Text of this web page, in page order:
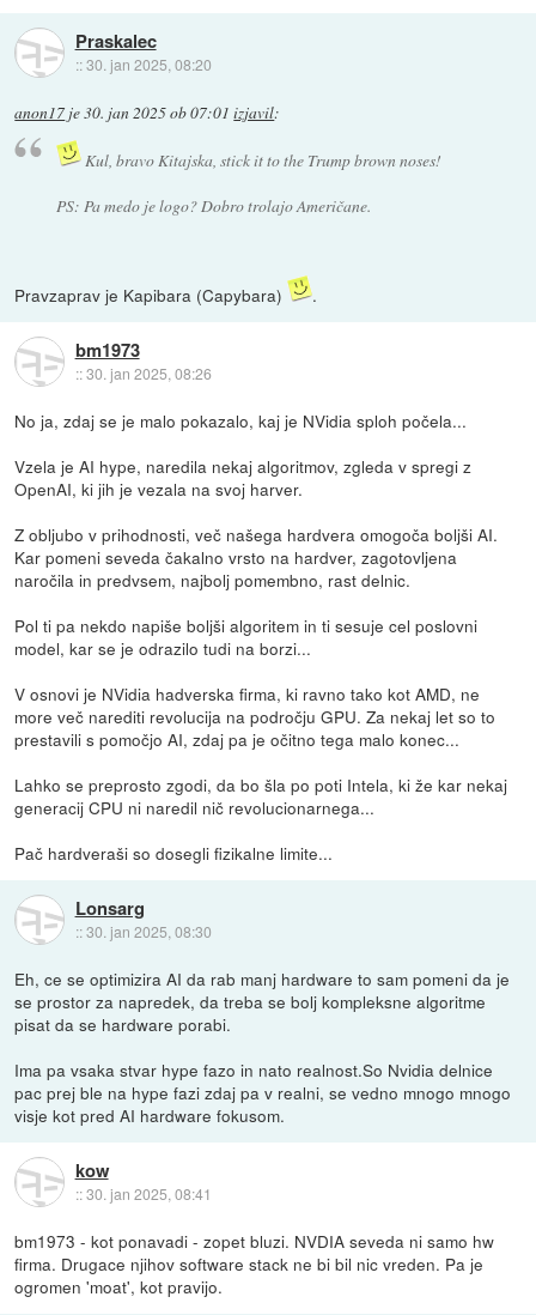
Praskalec
::30. jan 2025, 08:20
anon17 je30. jan 2025 ob 07:01 izjavil:
Kul, bravo Kitajska, stick it to the Trump brown noses!
PS: Pa medo je logo? Dobro trolajo Američane.
Pravzaprav je Kapibara (Capybara) .
bm1973
::30. jan 2025, 08:26
No ja, zdaj se je malo pokazalo, kaj je NVidia sploh počela...
Vzela je AI hype, naredila nekaj algoritmov, zgleda v spregi z
OpenAI, ki jih je vezala na svoj harver.
Z obljubo v prihodnosti, več našega hardvera omogoča boljši AI.
Kar pomeni seveda čakalno vrsto na hardver, zagotovljena
naročila in predvsem, najbolj pomembno, rast delnic.
Pol ti pa nekdo napiše boljši algoritem in ti sesuje cel poslovni
model, kar se je odrazilo tudi na borzi...
V osnovi je NVidia hadverska firma, ki ravno tako kot AMD, ne
more več narediti revolucija na področju GPU. Za nekaj let so to
prestavili s pomočjo AI, zdaj pa je očitno tega malo konec...
Lahko se preprosto zgodi, da bo šla po poti Intela, ki že kar nekaj
generacij CPU ni naredil nič revolucionarnega...
Pač hardveraši so dosegli fizikalne limite...
Lonsarg
::30. jan 2025, 08:30
Eh, ce se optimizira AI da rab manj hardware to sam pomeni da je
se prostor za napredek, da treba se bolj kompleksne algoritme
pisat da se hardware porabi.
Ima pa vsaka stvar hype fazo in nato realnost.So Nvidia delnice
pac prej ble na hype fazi zdaj pa v realni, se vedno mnogo mnogo
visje kot pred AI hardware fokusom.
kow
::30. jan 2025, 08:41
bm1973 - kot ponavadi - zopet bluzi. NVDIA seveda ni samo hw
firma. Drugace njihov software stack ne bi bil nic vreden. Pa je
ogromen 'moat', kot pravijo.